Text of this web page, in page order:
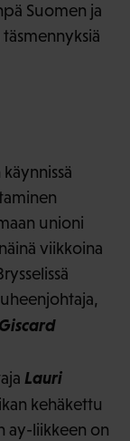
Suomen ja
unioni
viikkoina
Lauri
kehäkettu
ay-liikkeen on